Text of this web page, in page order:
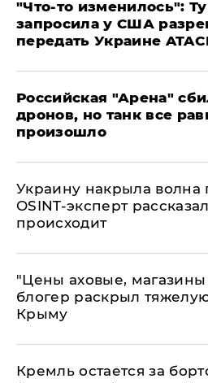
​"Что-то изменилось":
запросила у США
передать Украине
​Российская "Арена"
дронов, но танк все
произошло
​Украину накрыла волна
OSINT-эксперт
происходит
​"Цены аховые,
блогер раскрыл
Крыму
​Кремль остается за